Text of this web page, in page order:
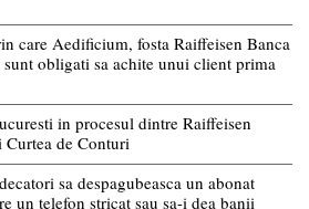
care Aedificium, fosta Raiffeisen Banca
obligati sa achite unui client prima
in procesul dintre Raiffeisen
de Conturi
sa despagubeasca un abonat
un telefon stricat sau sa-i dea banii